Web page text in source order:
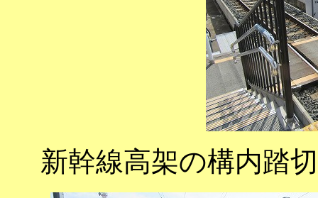
新幹線高架の構内踏